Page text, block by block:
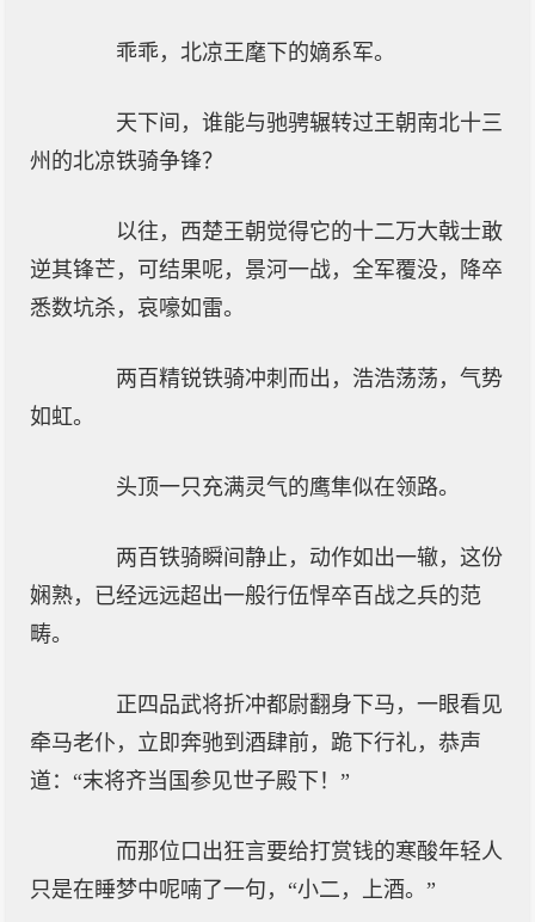
乖乖，北凉王麾下的嫡系军。
天下间，谁能与驰骋辗转过王朝南北十三
州的北凉铁骑争锋？
以往，西楚王朝觉得它的十二万大戟士敢
逆其锋芒，可结果呢，景河一战，全军覆没，降卒
悉数坑杀，哀嚎如雷。
两百精锐铁骑冲刺而出，浩浩荡荡，气势
如虹。
头顶一只充满灵气的鹰隼似在领路。
两百铁骑瞬间静止，动作如出一辙，这份
娴熟，已经远远超出一般行伍悍卒百战之兵的范
畴。
正四品武将折冲都尉翻身下马，一眼看见
牵马老仆，立即奔驰到酒肆前，跪下行礼，恭声
道：“末将齐当国参见世子殿下！”
而那位口出狂言要给打赏钱的寒酸年轻人
只是在睡梦中呢喃了一句，“小二，上酒。”